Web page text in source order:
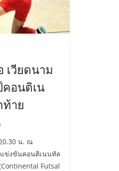
เวียดนาม
อนติเน
าย
น. ณ
ข่งขันคอนติเนนทัล
Futsal